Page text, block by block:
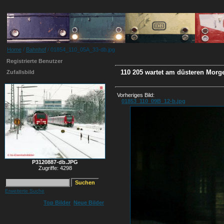
Home / Bahnhof / 01854_110_05A_33-db.jpg
Registrierte Benutzer
Zufallsbild
P3120887-db.JPG
Zugriffe: 4298
Erweiterte Suche
Top Bilder Neue Bilder
110 205 wartet am düsteren
Vorheriges Bild:
01853_110_09B_12-b.jpg